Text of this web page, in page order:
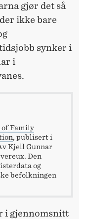
gjør det så
ikke bare
synker i
i
of Family
, publisert i
Kjell Gunnar
Den
og
befolkningen
i gjennomsnitt